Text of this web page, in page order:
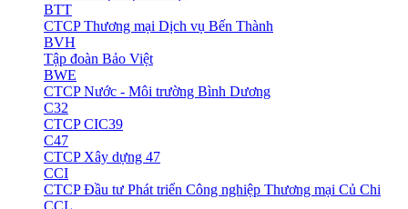
BTT
CTCP Thương mại Dịch vụ Bến Thành
BVH
Tập đoàn Bảo Việt
BWE
CTCP Nước - Môi trường Bình Dương
C32
CTCP CIC39
C47
CTCP Xây dựng 47
CCI
CTCP Đầu tư Phát triển Công nghiệp Thương mại Củ Chi